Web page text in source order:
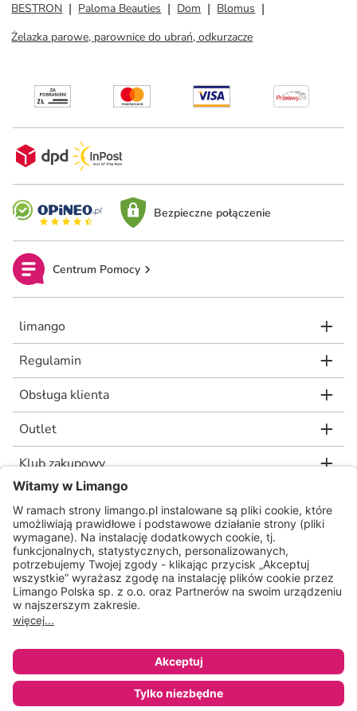
BESTRON
Paloma Beauties Dom
Blomus
Żelazka parowe, parownice do ubrań, odkurzacze
Bezpieczne połączenie
Centrum Pomocy
limango
Regulamin
Obsługa klienta
Outlet
Klub zakupowy
limango.de limango.nl
* Rekomendowana, niewiążąca cena detaliczna producenta, jaką wskazał nam
nasz dostawca. Wartość procentowa oznacza różnicę pomiędzy naszą ceną a